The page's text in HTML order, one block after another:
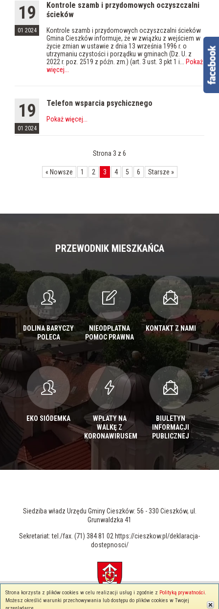
Strona korzysta z plików cookies w celu realizacji usług i zgodnie z Polityką prywatności.
Możesz określić warunki przechowywania lub dostępu do plików cookies w Twojej
19
01 2024
Kontrole szamb i przydomowych oczyszczalni
ścieków
Kontrole szamb i przydomowych oczyszczalni ścieków
Gmina Cieszków informuje, że w związku z wejściem w
życie zmian w ustawie z dnia 13 września 1996 r. o
utrzymaniu czystości i porządku w gminach (Dz. U. z
2022 r. poz. 2519 z późn. zm.) (art. 3 ust. 3 pkt 1 i...
Pokaż
więcej
19
01 2024
Telefon wsparcia psychicznego
Pokaż więcej
Strona 3 z 6
« Nowsze 1 2 3 4 5 6 Starsze »
PRZEWODNIK MIESZKAŃCA
DOLINA BARYCZY
POLECA
NIEODPŁATNA
POMOC PRAWNA
KONTAKT Z NAMI
EKO SIÓDEMKA
WPŁATY NA
WALKĘ Z
KORONAWIRUSEM
BIULETYN
INFORMACJI
PUBLICZNEJ
Siedziba władz Urzędu Gminy Cieszków: 56 - 330 Cieszków, ul.
Grunwaldzka 41
Sekretariat: tel./fax. (71) 384 81 02 https://cieszkow.pl/deklaracja-
dostepnosci/
© 2026 cieszkow.pl - Wszelkie prawa zastrzeżone